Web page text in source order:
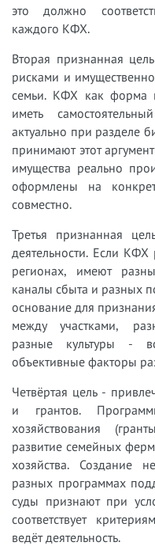
это должно
каждого КФХ.
Вторая признанная
рисками и
семьи. КФХ как форма
иметь
актуально при разделе
принимают этот
имущества реально
оформлены на
совместно.
Третья признанная
деятельности. Если
регионах, имеют
каналы сбыта и разных
основание для
между участками,
разные культуры -
объективные факторы
Четвёртая цель -
и грантов.
хозяйствования
развитие семейных
хозяйства. Создание
разных программах
суды признают при
соответствует
ведёт деятельность.